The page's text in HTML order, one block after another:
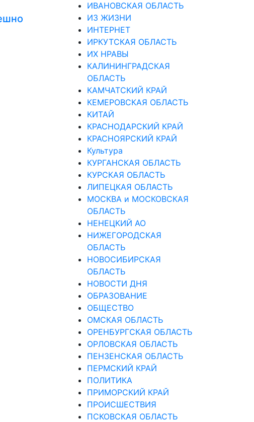
ИВАНОВСКАЯ ОБЛАСТЬ
ИЗ ЖИЗНИ
ИНТЕРНЕТ
ИРКУТСКАЯ ОБЛАСТЬ
ИХ НРАВЫ
КАЛИНИНГРАДCКАЯ
ОБЛАСТЬ
КАМЧАТСКИЙ КРАЙ
КЕМЕРОВСКАЯ ОБЛАСТЬ
КИТАЙ
КРАСНОДАРСКИЙ КРАЙ
КРАСНОЯРСКИЙ КРАЙ
Культура
КУРГАНСКАЯ ОБЛАСТЬ
КУРСКАЯ ОБЛАСТЬ
ЛИПЕЦКАЯ ОБЛАСТЬ
МОСКВА и МОСКОВСКАЯ
ОБЛАСТЬ
НЕНЕЦКИЙ АО
НИЖЕГОРОДСКАЯ
ОБЛАСТЬ
НОВОСИБИРСКАЯ
ОБЛАСТЬ
НОВОСТИ ДНЯ
ОБРАЗОВАНИЕ
ОБЩЕСТВО
ОМСКАЯ ОБЛАСТЬ
ОРЕНБУРГСКАЯ ОБЛАСТЬ
ОРЛОВСКАЯ ОБЛАСТЬ
ПЕНЗЕНСКАЯ ОБЛАСТЬ
ПЕРМСКИЙ КРАЙ
ПОЛИТИКА
ПРИМОРСКИЙ КРАЙ
ПРОИСШЕСТВИЯ
ПСКОВСКАЯ ОБЛАСТЬ